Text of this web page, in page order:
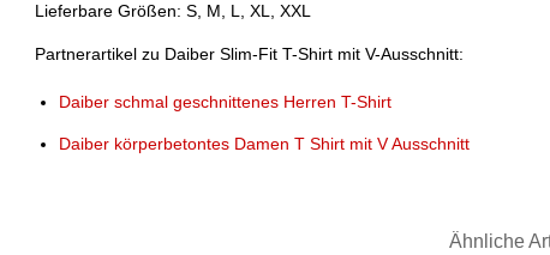
Lieferbare Größen: S, M, L, XL, XXL
Partnerartikel zu Daiber Slim-Fit T-Shirt mit V-Ausschnitt:
Daiber schmal geschnittenes Herren T-Shirt
Daiber körperbetontes Damen T Shirt mit V Ausschnitt
Ähnliche